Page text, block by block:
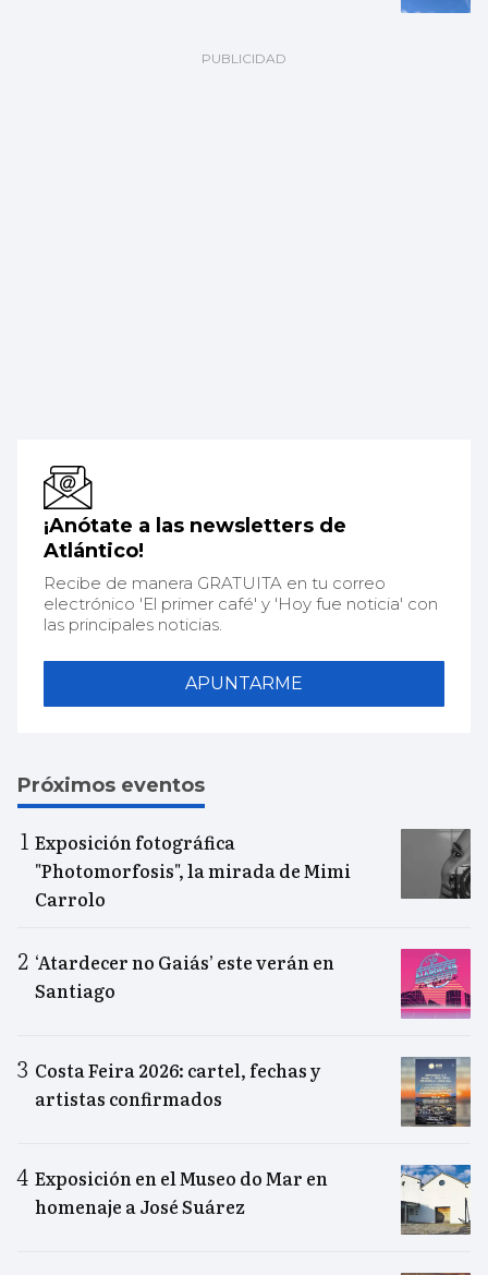
¡Anótate a las newsletters de
Atlántico!
Recibe de manera GRATUITA en tu correo
electrónico 'El primer café' y 'Hoy fue noticia' con
las principales noticias.
APUNTARME
Próximos eventos
Exposición fotográfica
"Photomorfosis", la mirada de Mimi
Carrolo
‘Atardecer no Gaiás’ este verán en
Santiago
Costa Feira 2026: cartel, fechas y
artistas confirmados
Exposición en el Museo do Mar en
homenaje a José Suárez